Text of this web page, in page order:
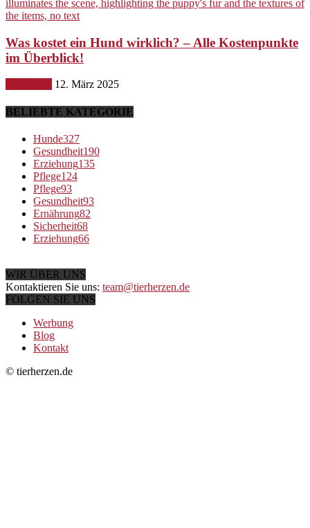
Was kostet ein Hund wirklich? – Alle Kostenpunkte
im Überblick!
12. März 2025
BELIEBTE KATEGORIE
Hunde327
Gesundheit190
Erziehung135
Pflege124
Pflege93
Gesundheit93
Ernährung82
Sicherheit68
Erziehung66
WIR ÜBER UNS
Kontaktieren Sie uns: team@tierherzen.de
FOLGEN SIE UNS
Werbung
Blog
Kontakt
© tierherzen.de